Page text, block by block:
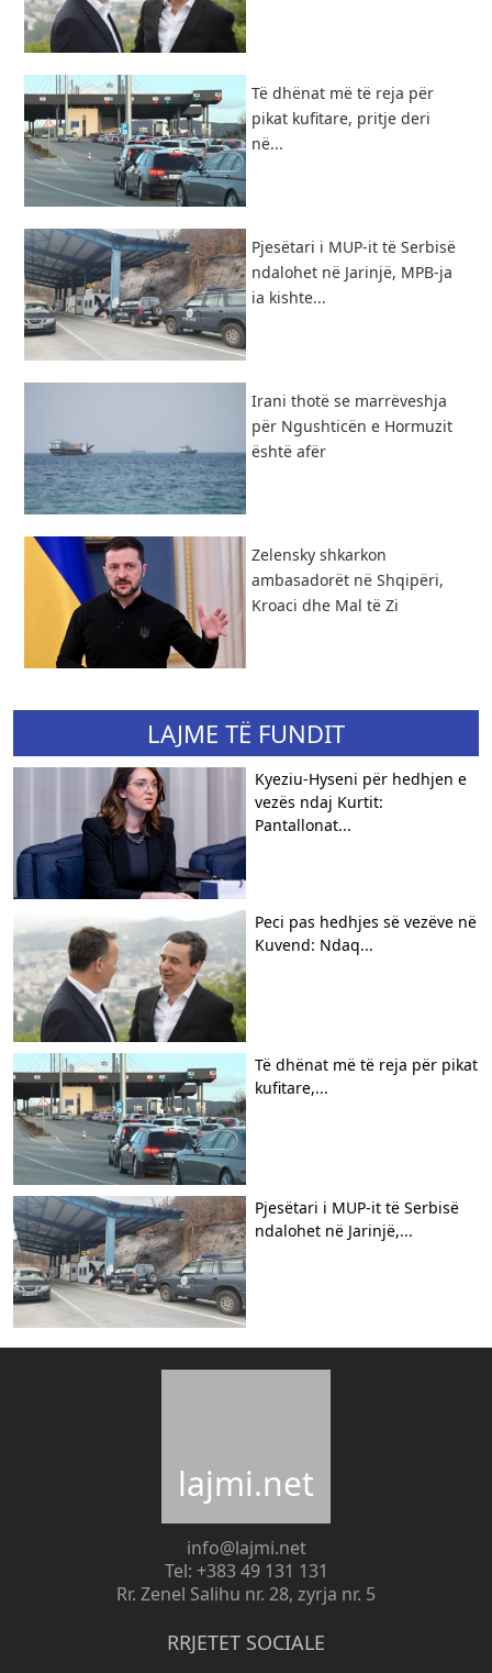
​Të dhënat më të reja për
pikat kufitare, pritje deri
në...
Pjesëtari i MUP-it të Serbisë
ndalohet në Jarinjë, MPB-ja
ia kishte...
Irani thotë se marrëveshja
për Ngushticën e Hormuzit
është afër
Zelensky shkarkon
ambasadorët në Shqipëri,
Kroaci dhe Mal të Zi
LAJME TË FUNDIT
Kyeziu-Hyseni për hedhjen e
vezës ndaj Kurtit:
Pantallonat...
Peci pas hedhjes së vezëve në
Kuvend: Ndaq...
​Të dhënat më të reja për pikat
kufitare,...
Pjesëtari i MUP-it të Serbisë
ndalohet në Jarinjë,...
lajmi.net
info@lajmi.net
Tel: +383 49 131 131
Rr. Zenel Salihu nr. 28, zyrja nr. 5
RRJETET SOCIALE